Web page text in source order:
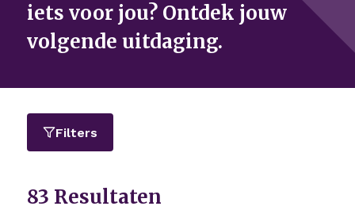
Ontdek jouw volgende
uitdaging.
Filters
83 Resultaten